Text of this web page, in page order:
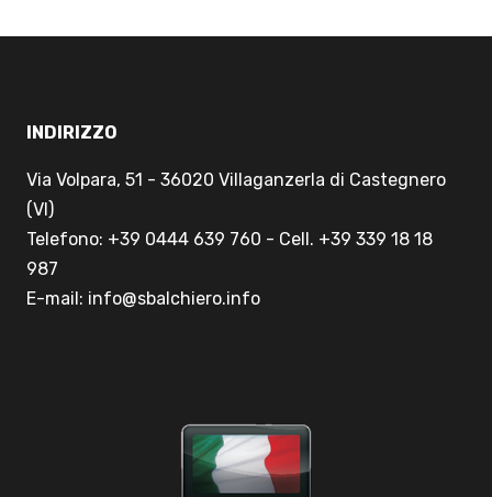
INDIRIZZO
Via Volpara, 51 - 36020 Villaganzerla di Castegnero
(VI)
Telefono: +39 0444 639 760 - Cell. +39 339 18 18
987
E-mail: info@sbalchiero.info